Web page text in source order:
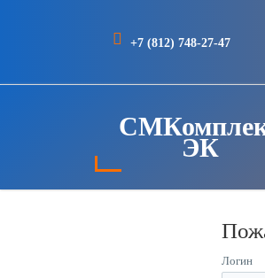
+7 (812) 748-27-47
ЭК
Логин